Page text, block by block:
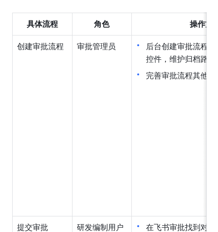
具体流程 角色 操作方
创建审批流程 审批管理员
后台创建审批流程
控件，维护归档路径
完善审批流程其他信
提交审批 研发编制用户
在飞书审批找到对